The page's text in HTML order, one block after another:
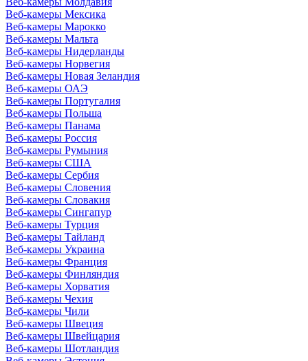
Веб-камеры Мексика
Веб-камеры Марокко
Веб-камеры Мальта
Веб-камеры Нидерланды
Веб-камеры Норвегия
Веб-камеры Новая Зеландия
Веб-камеры ОАЭ
Веб-камеры Португалия
Веб-камеры Польша
Веб-камеры Панама
Веб-камеры Россия
Веб-камеры Румыния
Веб-камеры США
Веб-камеры Сербия
Веб-камеры Словения
Веб-камеры Словакия
Веб-камеры Сингапур
Веб-камеры Турция
Веб-камеры Тайланд
Веб-камеры Украина
Веб-камеры Франция
Веб-камеры Финляндия
Веб-камеры Хорватия
Веб-камеры Чехия
Веб-камеры Чили
Веб-камеры Швеция
Веб-камеры Швейцария
Веб-камеры Шотландия